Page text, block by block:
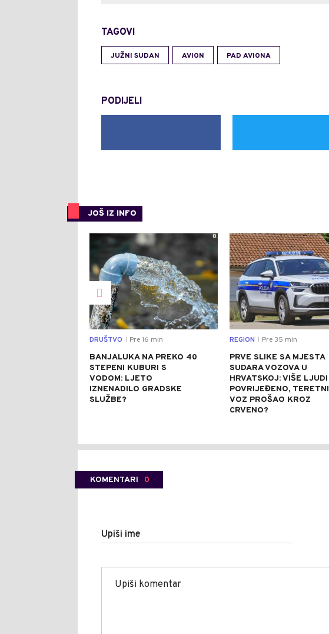
TAGOVI
JUŽNI SUDAN AVION PAD AVIONA
PODIJELI
JOŠ IZ INFO
0
DRUŠTVO Pre 16 min
BANJALUKA NA PREKO 40
STEPENI KUBURI S
VODOM: LJETO
IZNENADILO GRADSKE
SLUŽBE?
REGION Pre 35 min
PRVE SLIKE SA MJESTA
SUDARA VOZOVA U
HRVATSKOJ: VIŠE LJUDI
POVRIJEĐENO, TERETNI
VOZ PROŠAO KROZ
CRVENO?
KOMENTARI 0
Upiši ime